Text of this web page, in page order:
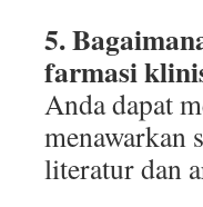
5.
farmasi
Anda dapat
menawarkan
literatur dan